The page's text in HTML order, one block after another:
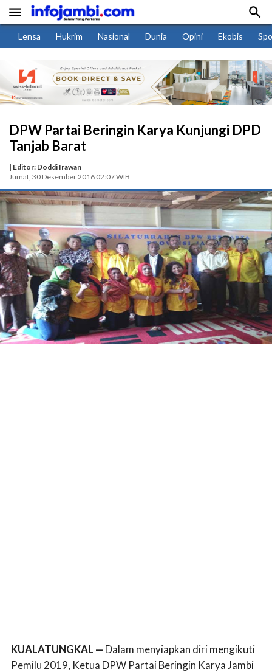
 
Lensa Hukrim Nasional Dunia Opini Ekobis
DPW Partai Beringin Karya Kunjungi DPD
Tanjab Barat
| Editor: Doddi Irawan
Jumat, 30 Desember 2016 02:07 WIB
KUALATUNGKAL — Dalam menyiapkan diri mengikuti
Pemilu 2019, Ketua DPW Partai Beringin Karya Jambi